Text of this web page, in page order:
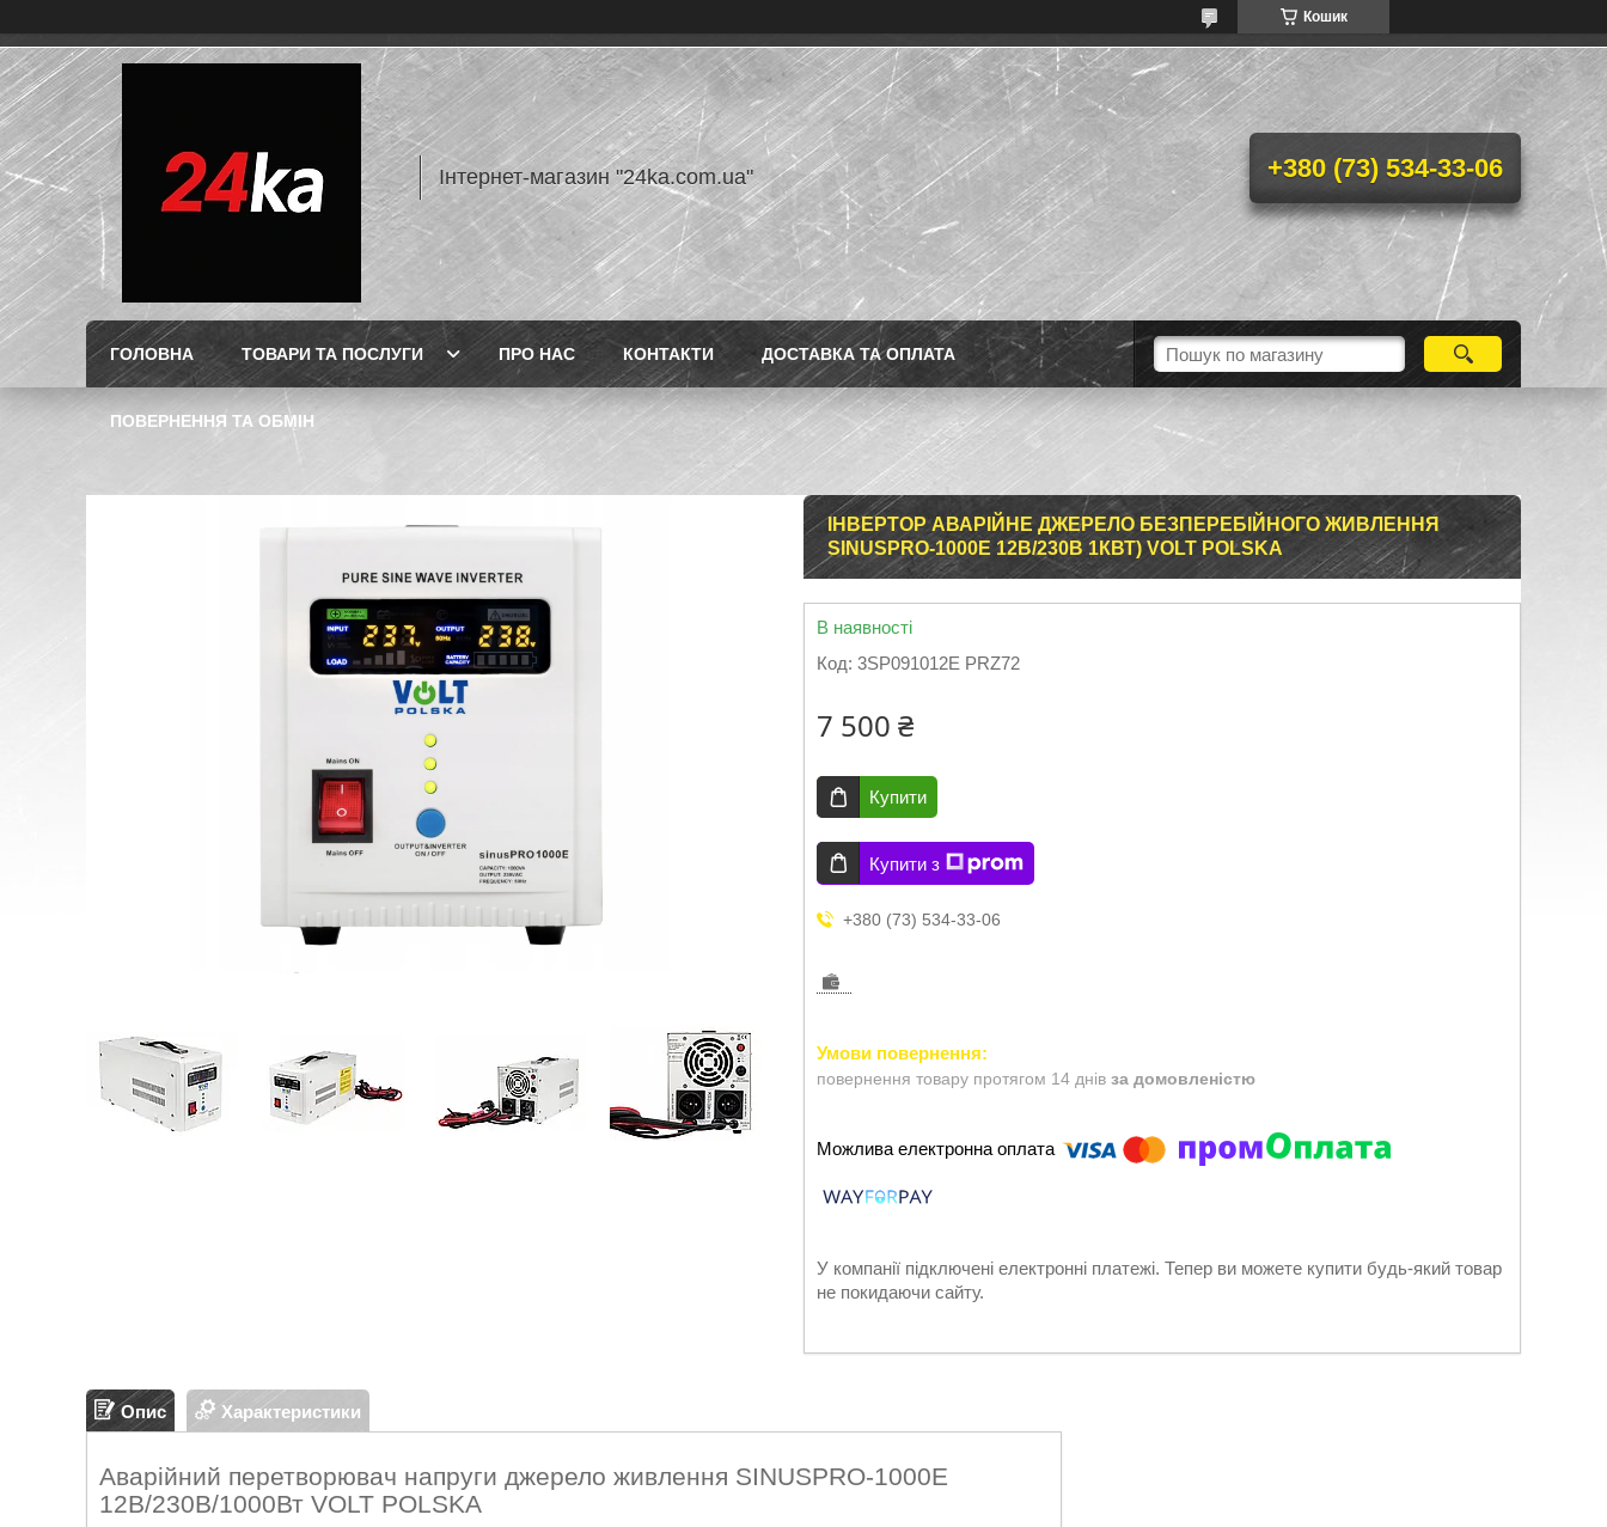
Кошик
Інтернет-магазин "24ka.com.ua" +380 (73) 534-33-06
ГОЛОВНА ТОВАРИ ТА ПОСЛУГИ ПРО НАС КОНТАКТИ ДОСТАВКА ТА ОПЛАТА
ПОВЕРНЕННЯ ТА ОБМІН
ІНВЕРТОР АВАРІЙНЕ ДЖЕРЕЛО БЕЗПЕРЕБІЙНОГО ЖИВЛЕННЯ
SINUSPRO-1000E 12В/230В 1КВТ) VOLT POLSKA
В наявності
Код: 3SP091012E PRZ72
7 500 ₴
Купити
Купити з
+380 (73) 534-33-06
повернення товару протягом 14 днів за домовленістю
У компанії підключені електронні платежі. Тепер ви можете купити будь-який товар
не покидаючи сайту.
Опис Характеристики
Аварійний перетворювач напруги джерело живлення SINUSPRO-1000E
12В/230В/1000Вт VOLT POLSKA